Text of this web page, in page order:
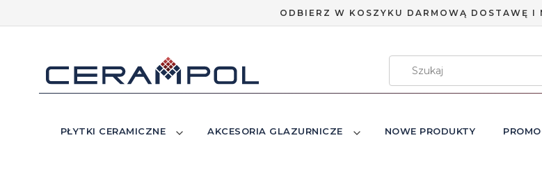
ODBIERZ W KOSZYKU DARMOWĄ DOSTAWĘ I
PŁYTKI CERAMICZNE AKCESORIA GLAZURNICZE NOWE PRODUKTY